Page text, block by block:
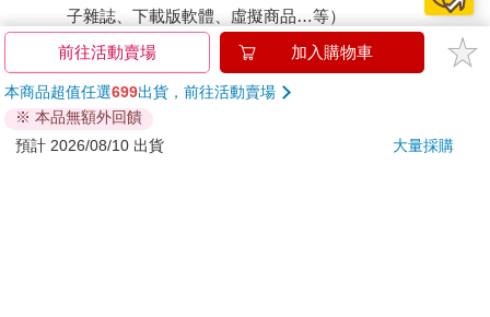
子雜誌、下載版軟體、虛擬商品…等）
已拆封之個人衛生用品。（如：內衣褲、刮鬍刀、除毛
刀…等）
若非上列種類商品，均享有到貨7天的猶豫期（含例假
日）。
辦理退換貨時，商品（組合商品恕無法接受單獨退貨）必須
前往活動賣場 加入購物車
本商品超值任選699出貨，前往活動賣場
※ 本品無額外回饋
預計 2026/08/10 出貨
大量採購